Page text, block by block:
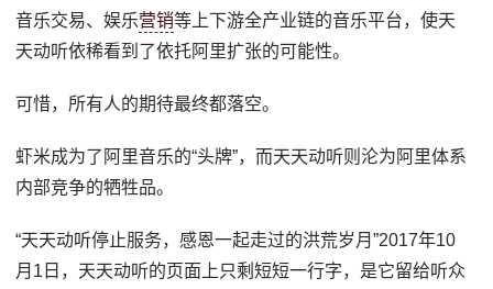
音乐交易、娱乐营销等上下游全产业链的音乐平台，使天
天动听依稀看到了依托阿里扩张的可能性。
可惜，所有人的期待最终都落空。
虾米成为了阿里音乐的“头牌”，而天天动听则沦为阿里体系
内部竞争的牺牲品。
“天天动听停止服务，感恩一起走过的洪荒岁月”2017年10
月1日，天天动听的页面上只剩短短一行字，是它留给听众